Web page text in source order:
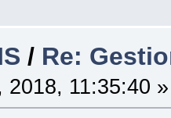
/ Re:
2018, 11:35:40 »